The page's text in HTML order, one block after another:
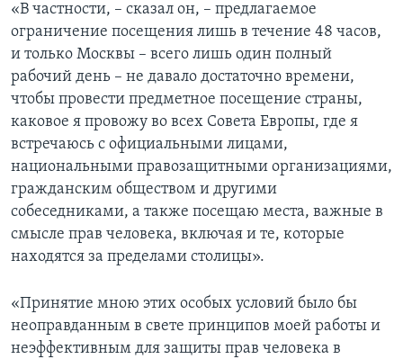
«В частности, – сказал он, – предлагаемое
ограничение посещения лишь в течение 48 часов,
и только Москвы – всего лишь один полный
рабочий день – не давало достаточно времени,
чтобы провести предметное посещение страны,
каковое я провожу во всех Совета Европы, где я
встречаюсь с официальными лицами,
национальными правозащитными организациями,
гражданским обществом и другими
собеседниками, а также посещаю места, важные в
смысле прав человека, включая и те, которые
находятся за пределами столицы».
«Принятие мною этих особых условий было бы
неоправданным в свете принципов моей работы и
неэффективным для защиты прав человека в